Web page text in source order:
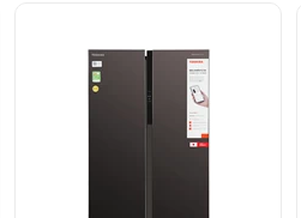
bảng điều khiển cảm